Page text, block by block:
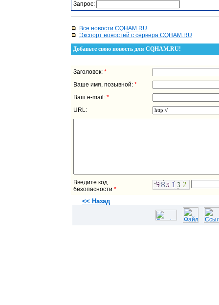
Запрос:
Все новости CQHAM.RU
Экспорт новостей с сервера CQHAM.RU
Добавьте свою новость для CQHAM.RU!
Заголовок: *
Ваше имя, позывной: *
Ваш e-mail: *
URL:
Введите код
безопасности *
<< Назад